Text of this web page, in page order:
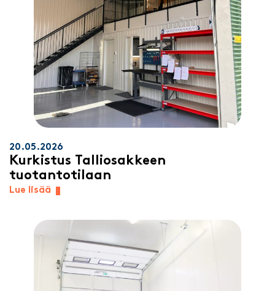
20.05.2026
Kurkistus Talliosakkeen
tuotantotilaan
Lue lisää